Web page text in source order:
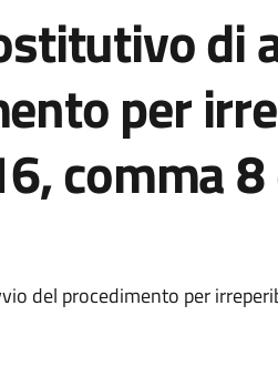
di
per
comma 8
del procedimento per